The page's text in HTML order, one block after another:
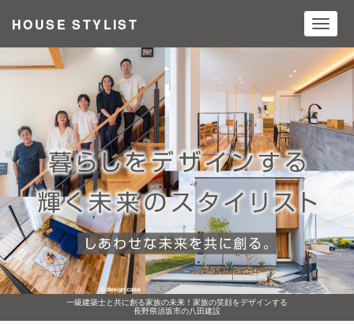
一級建築士と共に創る家族の未来！家族の笑顔をデザインする
長野県須坂市の八田建設
HOUSE STYLIST